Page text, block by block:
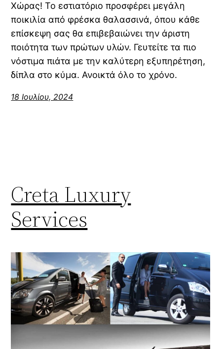
Χώρας! Το εστιατόριο προσφέρει μεγάλη
ποικιλία από φρέσκα θαλασσινά, όπου κάθε
επίσκεψη σας θα επιβεβαιώνει την άριστη
ποιότητα των πρώτων υλών. Γευτείτε τα πιο
νόστιμα πιάτα με την καλύτερη εξυπηρέτηση,
δίπλα στο κύμα. Ανοικτά όλο το χρόνο.
18 Ιουλίου, 2024
Creta Luxury
Services